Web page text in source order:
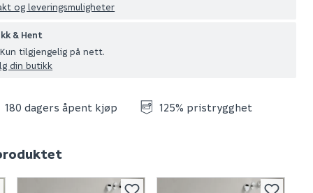
og leveringsmuligheter
& Hent
Kun tilgjengelig på nett.
din butikk
180 dagers åpent kjøp 125% pristrygghet